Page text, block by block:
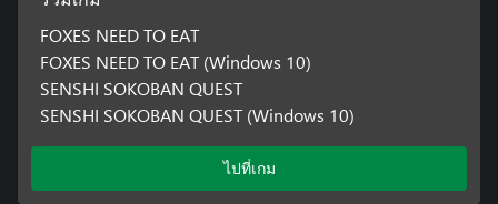
FOXES NEED TO EAT
FOXES NEED TO EAT (Windows 10)
SENSHI SOKOBAN QUEST
SENSHI SOKOBAN QUEST (Windows 10)
ไปที่เกม